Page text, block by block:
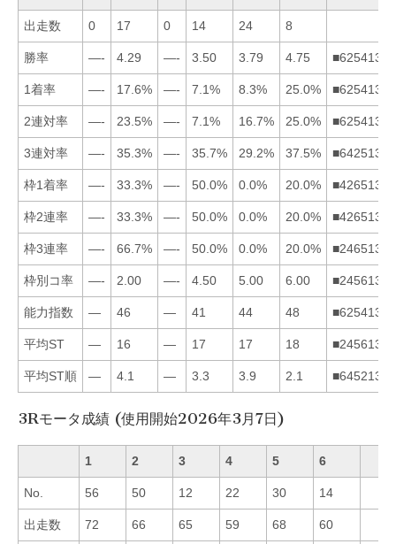
出走数 0 17 0 14 24 8
勝率 —- 4.29 —- 3.50 3.79 4.75 ■625413
1着率 —- 17.6% —- 7.1% 8.3% 25.0% ■625413
2連対率 —- 23.5% —- 7.1% 16.7% 25.0% ■625413
3連対率 —- 35.3% —- 35.7% 29.2% 37.5% ■642513
枠1着率 —- 33.3% —- 50.0% 0.0% 20.0% ■426513
枠2連率 —- 33.3% —- 50.0% 0.0% 20.0% ■426513
枠3連率 —- 66.7% —- 50.0% 0.0% 20.0% ■246513
枠別コ率 —- 2.00 —- 4.50 5.00 6.00 ■245613
能力指数 — 46 — 41 44 48 ■625413
平均ST — 16 — 17 17 18 ■245613
平均ST順 — 4.1 — 3.3 3.9 2.1 ■645213
3Rモータ成績 (使用開始2026年3月7日)
1 2 3 4 5 6
No. 56 50 12 22 30 14
出走数 72 66 65 59 68 60